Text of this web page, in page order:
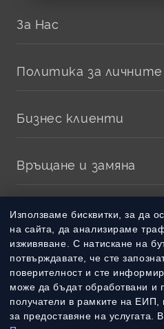
Използваме бисквитки, за да
на сайта, да анализираме
изживяване. С натискане на
потвърждавате, че сте
поверителност и сте
може да бъдат обработвани и
получатели в рамките на ЕИП,
за предоставяне на услугата.
За Нас
Политика за личните
Бизнес клиенти
Връщане и замяна
Методи на плащане
Методи на доставка